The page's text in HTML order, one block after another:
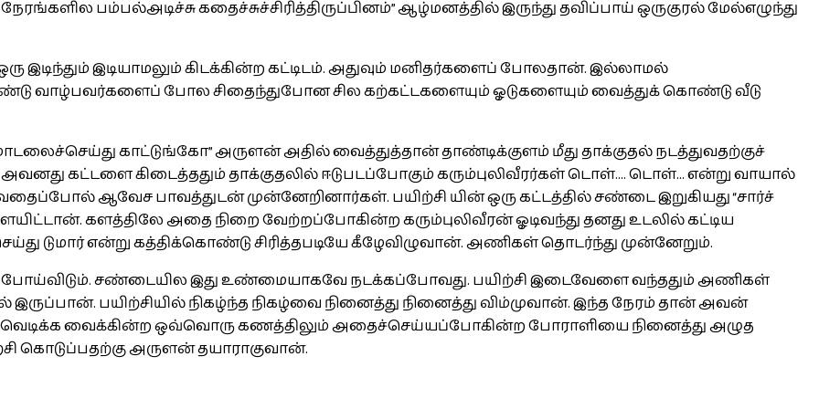
பம்பல்அடிச்சு கதைச்சுச்சிரித்திருப்பினம்” ஆழ்மனத்தில் இருந்து தவிப்பாய் ஒருகுரல் மேல்எழுந்து
இடிந்தும் இடியாமலும் கிடக்கின்ற கட்டிடம். அதுவும் மனிதர்களைப் போலதான். இல்லாமல்
வாழ்பவர்களைப் போல சிதைந்துபோன சில கற்கட்டகளையும் ஓடுகளையும் வைத்துக் கொண்டு வீடு
காட்டுங்கோ” அருளன் அதில் வைத்துத்தான் தாண்டிக்குளம் மீது தாக்குதல் நடத்துவதற்குச்
கட்டளை கிடைத்ததும் தாக்குதலில் ஈடுபடப்போகும் கரும்புலிவீரர்கள் டொள்.... டொள்... என்று வாயால்
ஆவேச பாவத்துடன் முன்னேறினார்கள். பயிற்சி யின் ஒரு கட்டத்தில் சண்டை இறுகியது “சார்ச்
களத்திலே அதை நிறை வேற்றப்போகின்ற கரும்புலிவீரன் ஓடிவந்து தனது உடலில் கட்டிய
டுமார் என்று கத்திக்கொண்டு சிரித்தபடியே கீழேவிழுவான். அணிகள் தொடர்ந்து முன்னேறும்.
சண்டையில இது உண்மையாகவே நடக்கப்போவது. பயிற்சி இடைவேளை வந்ததும் அணிகள்
பயிற்சியில் நிகழ்ந்த நிகழ்வை நினைத்து நினைத்து விம்முவான். இந்த நேரம் தான் அவன்
வெடிக்க வைக்கின்ற ஒவ்வொரு கணத்திலும் அதைச்செய்யப்போகின்ற போராளியை நினைத்து அழுத
கொடுப்பதற்கு அருளன் தயாராகுவான்.